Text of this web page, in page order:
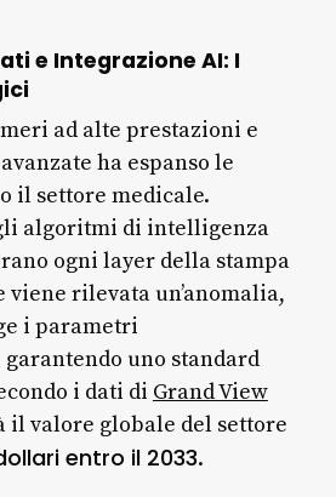
e Integrazione AI: I
ad alte prestazioni e
ha espanso le
il settore medicale.
algoritmi di intelligenza
ogni layer della stampa
viene rilevata un’anomalia,
i parametri
uno standard
i dati di Grand View
il valore globale del settore
entro il 2033.